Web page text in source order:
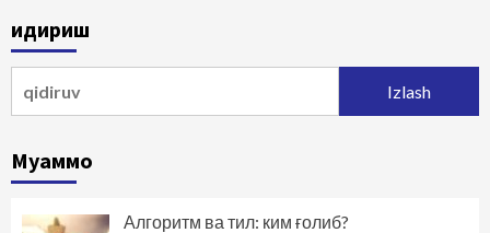
Қидириш
Муаммо
Алгоритм ва тил: ким ғолиб?